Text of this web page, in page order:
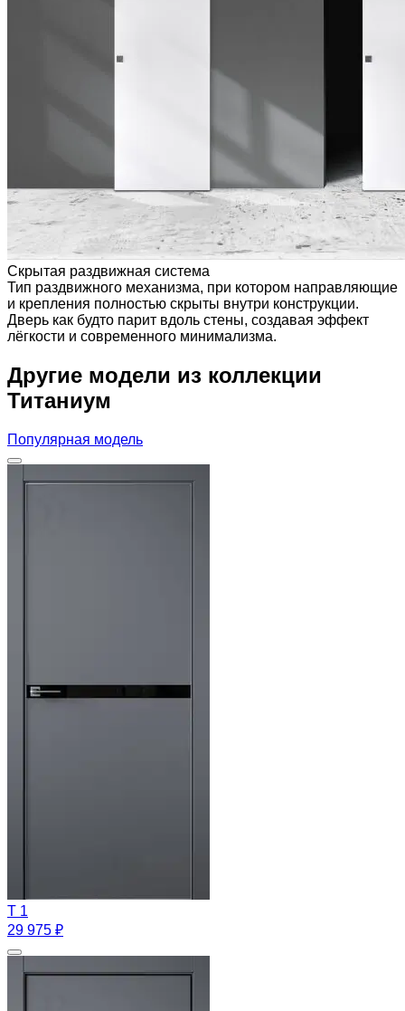
Скрытая раздвижная система
Тип раздвижного механизма, при котором направляющие
и крепления полностью скрыты внутри конструкции.
Дверь как будто парит вдоль стены, создавая эффект
лёгкости и современного минимализма.
Другие модели из коллекции
Титаниум
Популярная модель
T 1
29 975 ₽